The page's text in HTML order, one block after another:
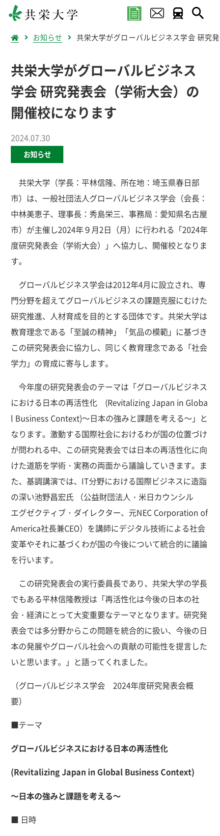
お知らせ 共栄大学がグローバルビジネス学会 研究
共栄大学がグローバルビジネス
学会 研究発表会（学術大会）の
開催校になります
2024.07.30
お知らせ
共栄大学（学長：平林信隆、所在地：埼玉県春日部
市）は、一般社団法人グローバルビジネス学会（会長：
中林美恵子、理事長：秀島栄三、事務局：愛知県名古屋
市）が主催し2024年９月2日（月）に行われる「2024年
度研究発表会（学術大会）」へ協力し、開催校となりま
す。
グローバルビジネス学会は2012年4月に設立され、専
門分野を超えてグローバルビジネスの課題克服にむけた
研究推進、人材育成を目的とする団体です。共栄大学は
教育理念である「至誠の精神」「気品の模範」に基づき
この研究発表会に協力し、同じく教育理念である「社会
学力」の育成に寄与します。
今年度の研究発表会のテーマは「グローバルビジネス
における日本の再活性化 (Revitalizing Japan in Globa
l Business Context)～日本の強みと課題を考える～」と
なります。激動する国際社会におけるわが国の位置づけ
が問われる中、この研究発表会では日本の再活性化に向
けた道筋を学術・実務の両面から議論していきます。ま
た、基調講演では、IT分野における国際ビジネスに造詣
の深い池野昌宏氏 （公益財団法人・米日カウンシル
エグゼクティブ・ダイレクター、元NEC Corporation of
America社長兼CEO）を講師にデジタル技術による社会
変革やそれに基づくわが国の今後について統合的に議論
を行います。
この研究発表会の実行委員長であり、共栄大学の学長
でもある平林信隆教授は「再活性化は今後の日本の社
会・経済にとって大変重要なテーマとなります。研究発
表会では多分野からこの問題を統合的に扱い、今後の日
本の発展やグローバル社会への貢献の可能性を提言した
いと思います。」と語ってくれました。
（グローバルビジネス学会 2024年度研究発表会概
要）
■テーマ
グローバルビジネスにおける日本の再活性化
(Revitalizing Japan in Global Business Context)
～日本の強みと課題を考える～
■ 日時